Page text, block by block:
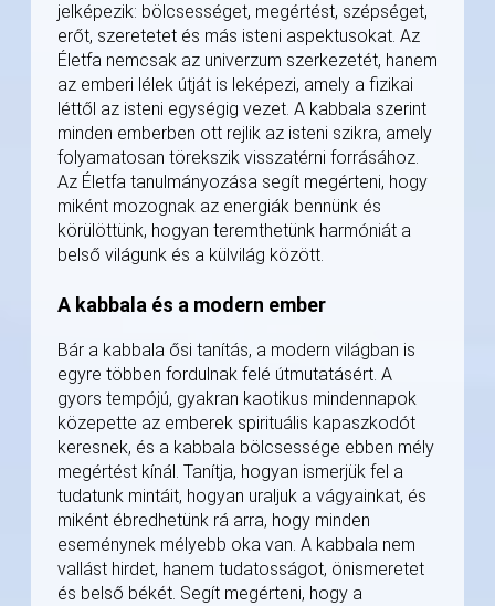
jelképezik: bölcsességet, megértést, szépséget,
erőt, szeretetet és más isteni aspektusokat. Az
Életfa nemcsak az univerzum szerkezetét, hanem
az emberi lélek útját is leképezi, amely a fizikai
léttől az isteni egységig vezet. A kabbala szerint
minden emberben ott rejlik az isteni szikra, amely
folyamatosan törekszik visszatérni forrásához.
Az Életfa tanulmányozása segít megérteni, hogy
miként mozognak az energiák bennünk és
körülöttünk, hogyan teremthetünk harmóniát a
belső világunk és a külvilág között.
A kabbala és a modern ember
Bár a kabbala ősi tanítás, a modern világban is
egyre többen fordulnak felé útmutatásért. A
gyors tempójú, gyakran kaotikus mindennapok
közepette az emberek spirituális kapaszkodót
keresnek, és a kabbala bölcsessége ebben mély
megértést kínál. Tanítja, hogyan ismerjük fel a
tudatunk mintáit, hogyan uraljuk a vágyainkat, és
miként ébredhetünk rá arra, hogy minden
eseménynek mélyebb oka van. A kabbala nem
vallást hirdet, hanem tudatosságot, önismeretet
és belső békét. Segít megérteni, hogy a